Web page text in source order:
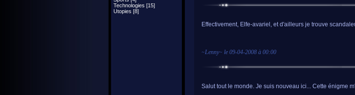
Technologies [15]
Utopies [8]
Effectivement, Elfe-avariel, et d'ailleurs je trouve
~Lenny~ le 09-04-2008 à 00:00
Salut tout le monde. Je suis nouveau ici... Cette énigme